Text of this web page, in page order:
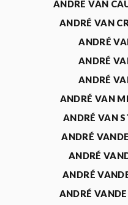
ANDRE VAN
ANDRÉ VAN
ANDRÉ
ANDRÉ
ANDRÉ
ANDRÉ VAN
ANDRÉ VAN
ANDRÉ
ANDRÉ
ANDRÉ
ANDRÉ